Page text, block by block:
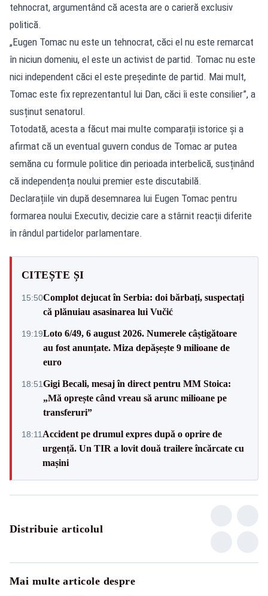
tehnocrat, argumentând că acesta are o carieră exclusiv
politică.
„Eugen Tomac nu este un tehnocrat, căci el nu este remarcat
în niciun domeniu, el este un activist de partid. Tomac nu este
nici independent căci el este preşedinte de partid. Mai mult,
Tomac este fix reprezentantul lui Dan, căci îi este consilier”, a
susținut senatorul.
Totodată, acesta a făcut mai multe comparații istorice și a
afirmat că un eventual guvern condus de Tomac ar putea
semăna cu formule politice din perioada interbelică, susținând
că independența noului premier este discutabilă.
Declarațiile vin după desemnarea lui Eugen Tomac pentru
formarea noului Executiv, decizie care a stârnit reacții diferite
în rândul partidelor parlamentare.
CITEȘTE ȘI
15:50Complot dejucat în Serbia: doi bărbați, suspectați
că plănuiau asasinarea lui Vučić
19:19Loto 6/49, 6 august 2026. Numerele câștigătoare
au fost anunțate. Miza depășește 9 milioane de
euro
18:51Gigi Becali, mesaj în direct pentru MM Stoica:
„Mă oprește când vreau să arunc milioane pe
transferuri”
18:11 Accident pe drumul expres după o oprire de
urgență. Un TIR a lovit două trailere încărcate cu
mașini
Distribuie articolul
Mai multe articole despre